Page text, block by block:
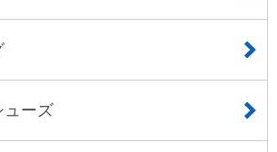
ューズ